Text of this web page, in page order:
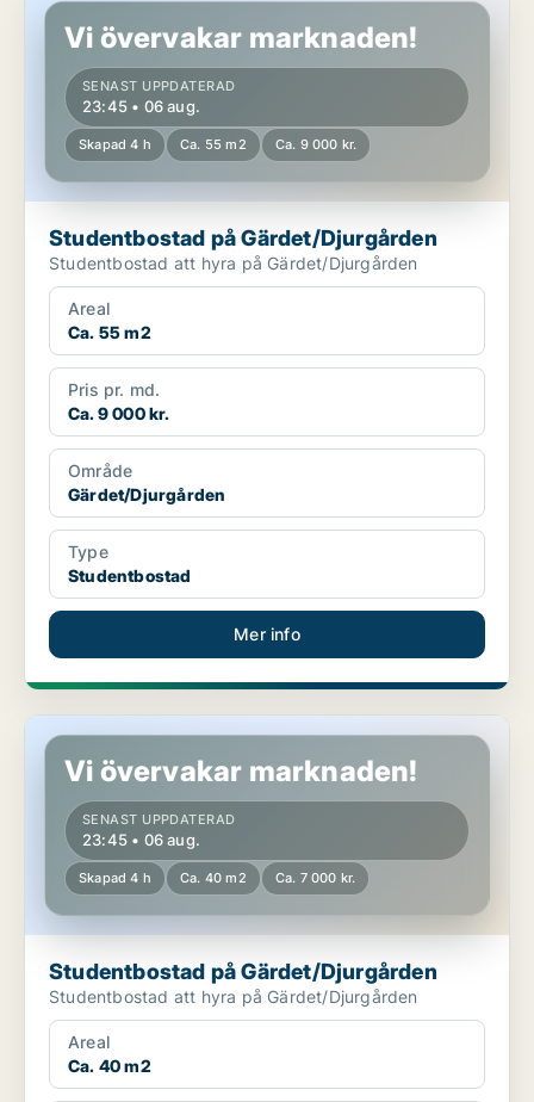
Vi övervakar marknaden!
SENAST UPPDATERAD
23:45 • 06 aug.
Skapad 4 h Ca. 55 m2 Ca. 9 000 kr.
Studentbostad på Gärdet/Djurgården
Studentbostad att hyra på Gärdet/Djurgården
Areal
Ca. 55 m2
Pris pr. md.
Ca. 9 000 kr.
Område
Gärdet/Djurgården
Type
Studentbostad
Mer info
Studentbostad på Gärdet/Djurgården
Vi övervakar marknaden!
SENAST UPPDATERAD
23:45 • 06 aug.
Skapad 4 h Ca. 40 m2 Ca. 7 000 kr.
Studentbostad på Gärdet/Djurgården
Studentbostad att hyra på Gärdet/Djurgården
Areal
Ca. 40 m2